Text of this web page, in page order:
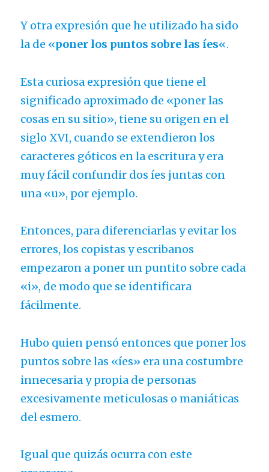
Y otra expresión que he utilizado ha sido
la de «poner los puntos sobre las íes«.
Esta curiosa expresión que tiene el
significado aproximado de «poner las
cosas en su sitio», tiene su origen en el
siglo XVI, cuando se extendieron los
caracteres góticos en la escritura y era
muy fácil confundir dos íes juntas con
una «u», por ejemplo.
Entonces, para diferenciarlas y evitar los
errores, los copistas y escribanos
empezaron a poner un puntito sobre cada
«i», de modo que se identificara
fácilmente.
Hubo quien pensó entonces que poner los
puntos sobre las «íes» era una costumbre
innecesaria y propia de personas
excesivamente meticulosas o maniáticas
del esmero.
Igual que quizás ocurra con este